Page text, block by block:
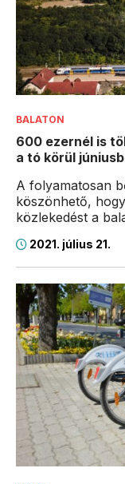
BALATON
600 ezernél is
a tó körül
A folyamatosan
köszönhető,
közlekedést a
2021. július 21.